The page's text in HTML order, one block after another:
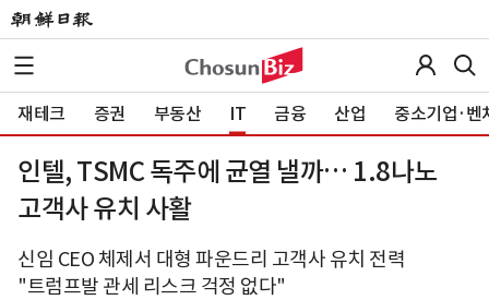
재테크 증권 부동산 IT 금융 산업 중소기업·벤
인텔, TSMC 독주에 균열 낼까… 1.8나노
고객사 유치 사활
신임 CEO 체제서 대형 파운드리 고객사 유치 전력
"트럼프발 관세 리스크 걱정 없다"